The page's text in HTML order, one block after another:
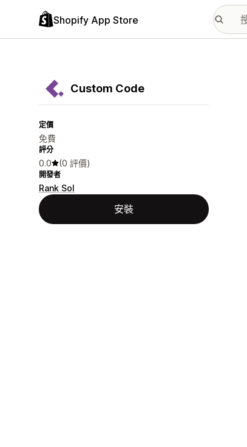
Shopify App Store
Custom Code
定價
免費
評分
0.0 (0 評價)
開發者
Rank Sol
安裝